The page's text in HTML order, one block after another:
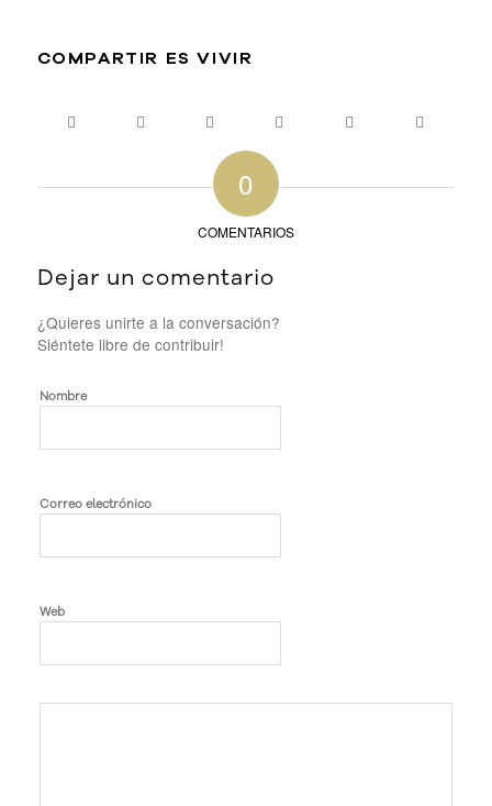
COMPARTIR ES VIVIR
0
COMENTARIOS
Dejar un comentario
¿Quieres unirte a la conversación?
Siéntete libre de contribuir!
Nombre
Correo electrónico
Web